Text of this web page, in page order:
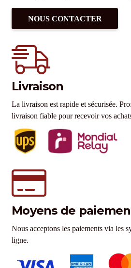
NOUS CONTACTER
Livraison
La livraison est rapide et sécurisée.
livraison fiable pour recevoir vos
Moyens de
Nous acceptons les paiements via les
ligne.